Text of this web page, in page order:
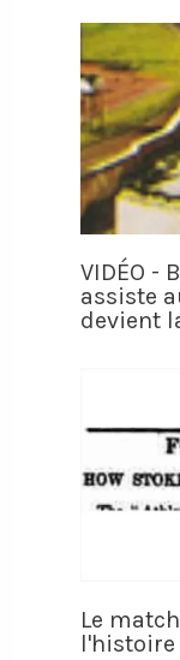
VIDÉO -
assiste
devient
Le